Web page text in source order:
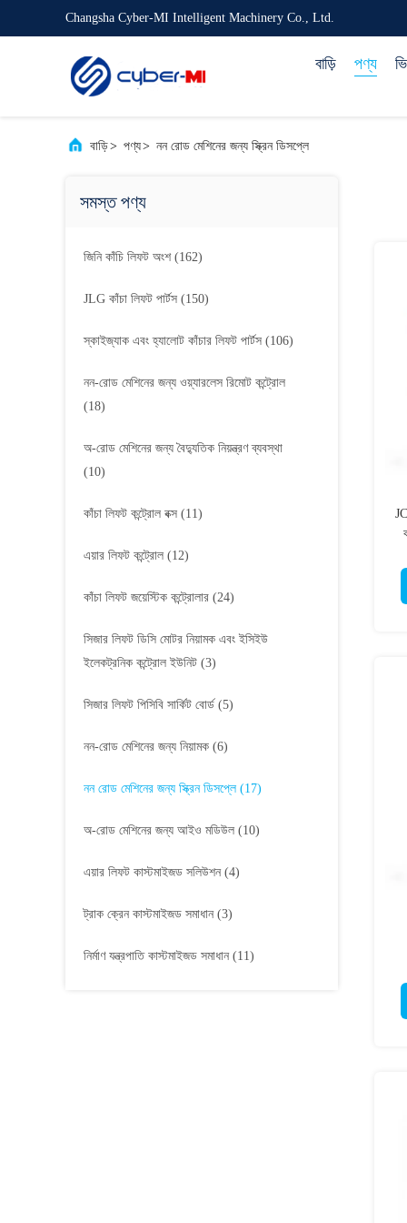
Changsha Cyber-MI Intelligent Machinery Co., Ltd.
বাড়ি পণ্য
বাড়ি> পণ্য> নন রোড মেশিনের জন্য স্ক্রিন ডিসপ্লে
সমস্ত পণ্য
জিনি কাঁচি লিফট অংশ (162)
JLG কাঁচা লিফট পার্টস (150)
স্কাইজ্যাক এবং হ্যালোট কাঁচার লিফট পার্টস (106)
নন-রোড মেশিনের জন্য ওয়্যারলেস রিমোট কন্ট্রোল
(18)
অ-রোড মেশিনের জন্য বৈদ্যুতিক নিয়ন্ত্রণ ব্যবস্থা
(10)
কাঁচা লিফট কন্ট্রোল বক্স (11)
এয়ার লিফট কন্ট্রোল (12)
কাঁচা লিফট জয়েস্টিক কন্ট্রোলার (24)
সিজার লিফট ডিসি মোটর নিয়ামক এবং ইসিইউ
ইলেকট্রনিক কন্ট্রোল ইউনিট (3)
সিজার লিফট পিসিবি সার্কিট বোর্ড (5)
নন-রোড মেশিনের জন্য নিয়ামক (6)
নন রোড মেশিনের জন্য স্ক্রিন ডিসপ্লে (17)
অ-রোড মেশিনের জন্য আইও মডিউল (10)
এয়ার লিফট কাস্টমাইজড সলিউশন (4)
ট্রাক ক্রেন কাস্টমাইজড সমাধান (3)
নির্মাণ যন্ত্রপাতি কাস্টমাইজড সমাধান (11)